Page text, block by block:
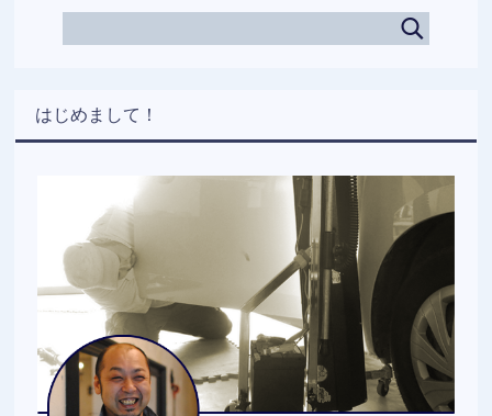
はじめまして！